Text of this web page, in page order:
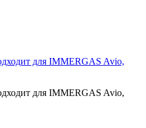
для IMMERGAS Avio,
для IMMERGAS Avio,